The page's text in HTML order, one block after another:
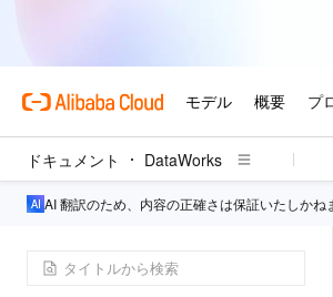
ドキュメント DataWorks
AI 翻訳のため、内容の正確さは保証いたしかね
データ探索と可視化
システム管理
DataService Studio
DataService Studio のクイックスター